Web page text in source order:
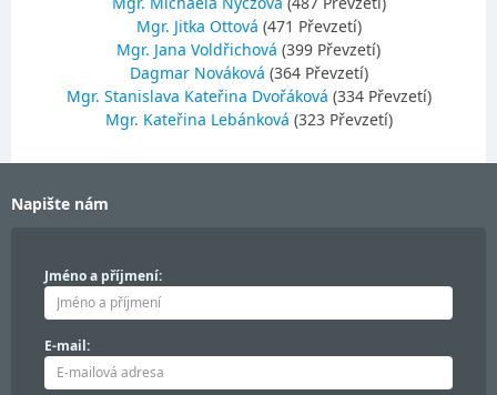
Mgr. Jitka Ottová (471 Převzetí)
Mgr. Jana Voldřichová (399 Převzetí)
Dagmar Nováková (364 Převzetí)
Mgr. Stanislava Kateřina Dvořáková (334 Převzetí)
Mgr. Kateřina Lebánková (323 Převzetí)
Napište nám
Jméno a příjmení:
E-mail: